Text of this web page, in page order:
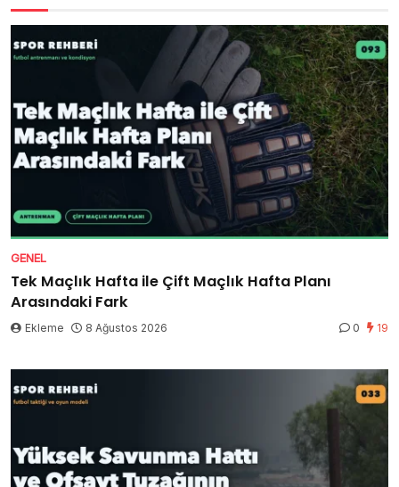
GENEL
Tek Maçlık Hafta ile Çift Maçlık Hafta Planı
Arasındaki Fark
Ekleme 8 Ağustos 2026 0 19